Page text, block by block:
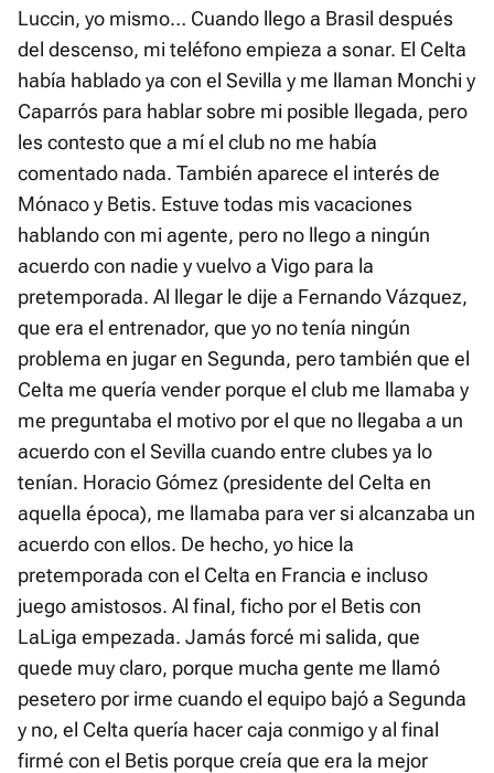
Luccin, yo mismo… Cuando llego a Brasil después
del descenso, mi teléfono empieza a sonar. El Celta
había hablado ya con el Sevilla y me llaman Monchi y
Caparrós para hablar sobre mi posible llegada, pero
les contesto que a mí el club no me había
comentado nada. También aparece el interés de
Mónaco y Betis. Estuve todas mis vacaciones
hablando con mi agente, pero no llego a ningún
acuerdo con nadie y vuelvo a Vigo para la
pretemporada. Al llegar le dije a Fernando Vázquez,
que era el entrenador, que yo no tenía ningún
problema en jugar en Segunda, pero también que el
Celta me quería vender porque el club me llamaba y
me preguntaba el motivo por el que no llegaba a un
acuerdo con el Sevilla cuando entre clubes ya lo
tenían. Horacio Gómez (presidente del Celta en
aquella época), me llamaba para ver si alcanzaba un
acuerdo con ellos. De hecho, yo hice la
pretemporada con el Celta en Francia e incluso
juego amistosos. Al final, ficho por el Betis con
LaLiga empezada. Jamás forcé mi salida, que
quede muy claro, porque mucha gente me llamó
pesetero por irme cuando el equipo bajó a Segunda
y no, el Celta quería hacer caja conmigo y al final
firmé con el Betis porque creía que era la mejor